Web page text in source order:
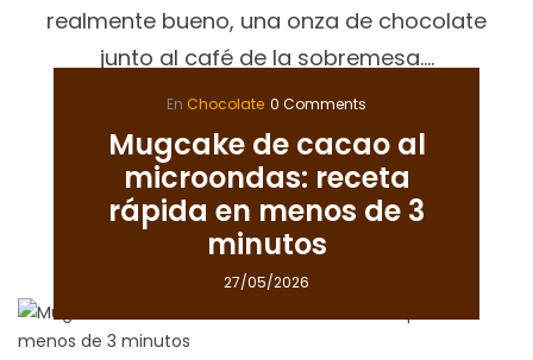
realmente bueno, una onza de chocolate
junto al café de la sobremesa.…
Continuar Leyendo
En Chocolate 0 Comments
Mugcake de cacao al
microondas: receta
rápida en menos de 3
minutos
27/05/2026